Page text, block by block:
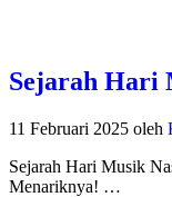
Sejarah Hari
11 Februari 2025 oleh
Sejarah Hari Musik
Menariknya! …